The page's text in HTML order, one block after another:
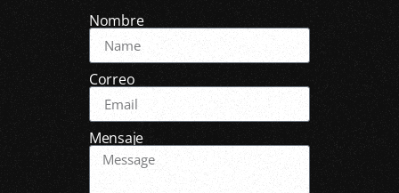
Nombre
Correo
Mensaje